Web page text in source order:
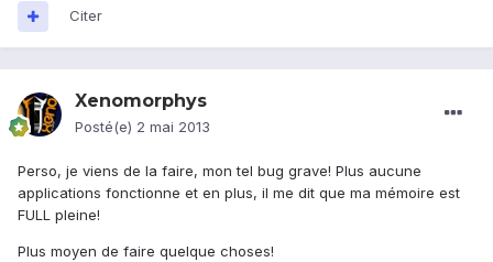
Citer
Xenomorphys
Posté(e) 2 mai 2013
Perso, je viens de la faire, mon tel bug grave! Plus aucune
applications fonctionne et en plus, il me dit que ma mémoire est
FULL pleine!
Plus moyen de faire quelque choses!